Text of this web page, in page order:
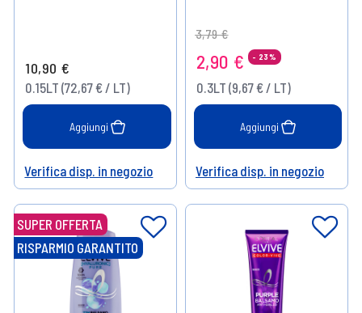
10,90 €
0.15LT (72,67 € / LT)
Aggiungi
Help
Verifica disp. in negozio
Price reduced from
3,79 €to
2,90 € - 23%
0.3LT (9,67 € / LT)
Aggiungi
Help
Verifica disp. in negozio
SUPER OFFERTA
RISPARMIO GARANTITO